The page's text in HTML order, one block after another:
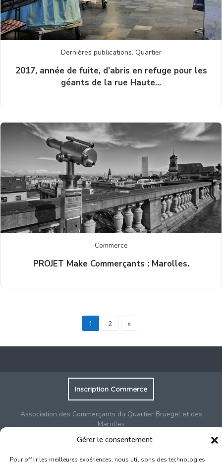
Gérer le consentement
Pour offrir les meilleures expériences, nous utilisons des technologies
Dernières publications, Quartier
2017, année de fuite, d’abris en refuge pour les
géants de la rue Haute…
Commerce
PROJET Make Commerçants : Marolles.
1 2 »
Inscription Commerce
Association des Commerçants du Quartier Bruegel et des
Marolles
Rue Haute 77 - 1000 Bruxelles
©2017-2026 Marolles.brussels• Contact us →